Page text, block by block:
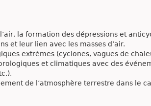
la formation des dépressions et
et leur lien avec les masses d’air.
extrêmes (cyclones, vagues de
et climatiques avec des
de l’atmosphère terrestre dans le